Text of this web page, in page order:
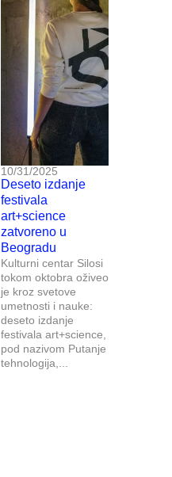
10/31/2025
Deseto izdanje
festivala
art+science
zatvoreno u
Beogradu
Kulturni centar Silosi
tokom oktobra oživeo
je kroz svetove
umetnosti i nauke:
deseto izdanje
festivala art+science,
pod nazivom Putanje
tehnologija,...